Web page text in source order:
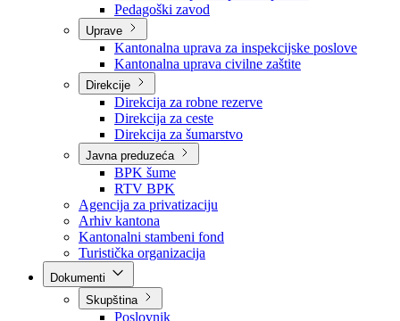
Zavod zdravstvenog osiguranja
Zavod za javno zdravstvo
Zavod za besplatnu pravnu pomoć
Pedagoški zavod
Uprave
Kantonalna uprava za inspekcijske poslove
Kantonalna uprava civilne zaštite
Direkcije
Direkcija za robne rezerve
Direkcija za ceste
Direkcija za šumarstvo
Javna preduzeća
BPK šume
RTV BPK
Agencija za privatizaciju
Arhiv kantona
Kantonalni stambeni fond
Turistička organizacija